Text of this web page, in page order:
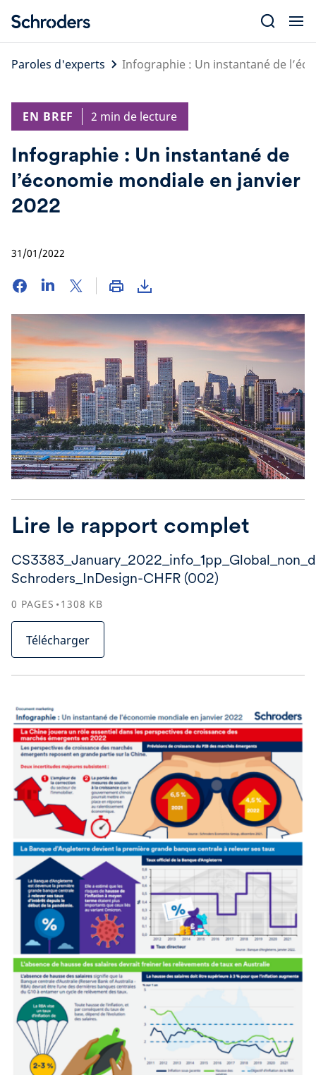
content
Paroles d'experts
Infographie : Un instantané de
EN BREF 2 min de lecture
Infographie : Un instantané de
l’économie mondiale en janvier
2022
31/01/2022
Lire le rapport complet
Schroders_InDesign-CHFR (002)
0 PAGES 1308 KB
Télécharger